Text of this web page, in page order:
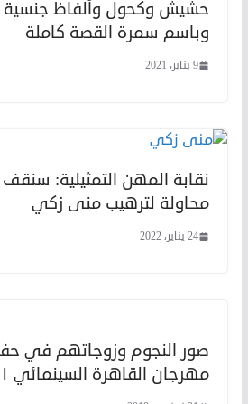
حشيش وكحول وألفاظ جنسية
وباسم سمرة القصة كاملة
9 يناير، 2021
نقابة المهن التمثيلية:
محاولة لترهيب منى زكي
24 يناير، 2022
صور النجوم وزوجاتهم في
مهرجان القاهرة السينمائي ٤١